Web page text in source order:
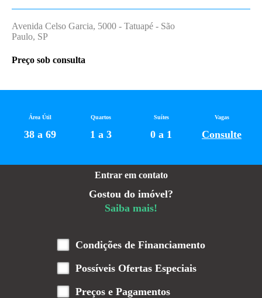
Entrar em contato
Gostou do imóvel?
Saiba mais!
Condições de Financiamento
Possíveis Ofertas Especiais
Preços e Pagamentos
Área Útil
38 a 69
Quartos
1 a 3
Suítes
0 a 1
Vagas
Consulte
Avenida Celso Garcia, 5000 - Tatuapé - São
Paulo, SP
Preço sob consulta